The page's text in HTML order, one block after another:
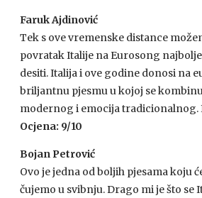
Faruk Ajdinović
Tek s ove vremenske distance
povratak Italije na Eurosong
desiti. Italija i ove godine donosi na
briljantnu pjesmu u kojoj se
modernog i emocija tradicionalnog.
Ocjena: 9/10
Bojan Petrović
Ovo je jedna od boljih pjesama koju
čujemo u svibnju. Drago mi je što se